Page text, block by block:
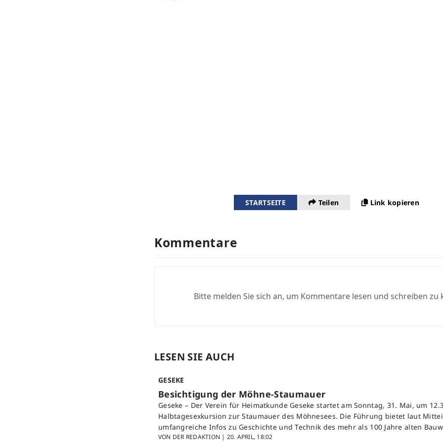
STARTSEITE Teilen Link kopieren
Kommentare
Bitte melden Sie sich an, um Kommentare lesen und schreiben zu
LESEN SIE AUCH
GESEKE
Besichtigung der Möhne-Staumauer
Geseke – Der Verein für Heimatkunde Geseke startet am Sonntag, 31. Mai, um
Halbtagesexkursion zur Staumauer des Möhnesees. Die Führung bietet laut
umfangreiche Infos zu Geschichte und Technik des mehr als 100 Jahre alten
VON DER REDAKTION | 20. APRIL, 18:02